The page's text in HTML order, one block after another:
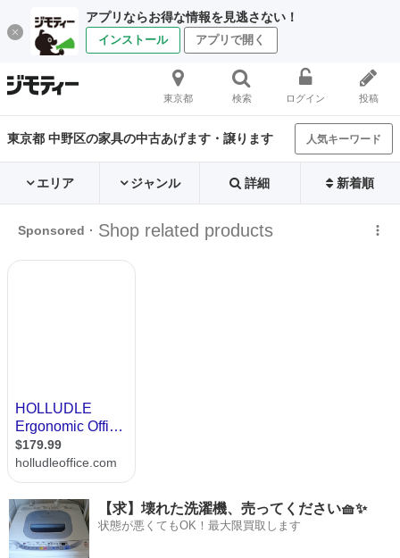
アプリならお得な情報を見逃さない！
インストール アプリで開く
東京都 検索 ログイン 投稿
東京都 中野区の家具の中古あげます・譲ります 人気キーワード
エリア ジャンル 詳細 新着順
【求】壊れた洗濯機、売ってください🧺✨
状態が悪くてもOK！最大限買取します